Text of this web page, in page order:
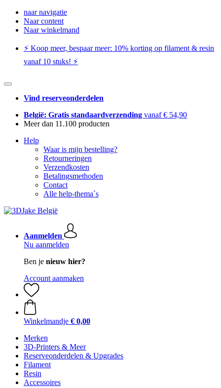
naar navigatie
Naar content
Naar winkelmand
⚡️ Koop meer, bespaar meer: ​​10% korting op filament & resin
vanaf 10 stuks! ⚡️
Vind reserveonderdelen
België: Gratis standaardverzending vanaf € 54,90
Meer dan 11.100 producten
Help
Waar is mijn bestelling?
Retourneringen
Verzendkosten
Betalingsmethoden
Contact
Alle help-thema`s
Aanmelden
Nu aanmelden
Ben je nieuw hier?
Account aanmaken
Winkelmandje € 0,00
Merken
3D-Printers & Meer
Reserveonderdelen & Upgrades
Filament
Resin
Accessoires